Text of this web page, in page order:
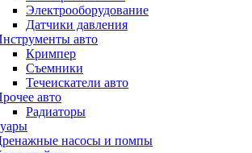
Электрооборудование
Датчики давления
авто
Кримпер
Съемники
Течеискатели авто
авто
Радиаторы
насосы и помпы